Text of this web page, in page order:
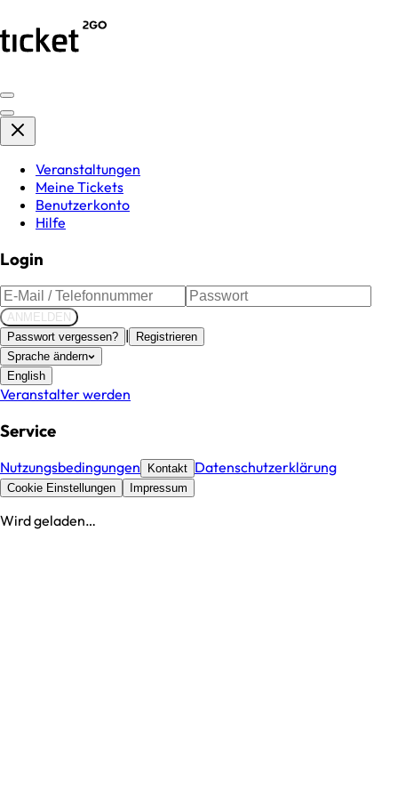
Veranstaltungen
Meine Tickets
Benutzerkonto
Hilfe
Login
ANMELDEN
Passwort vergessen? |
Registrieren
Sprache ändern
English
Veranstalter werden
Service
Nutzungsbedingungen Kontakt Datenschutzerklärung
Cookie Einstellungen Impressum
Wird geladen…